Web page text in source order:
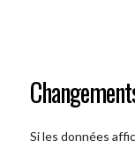
Si les données